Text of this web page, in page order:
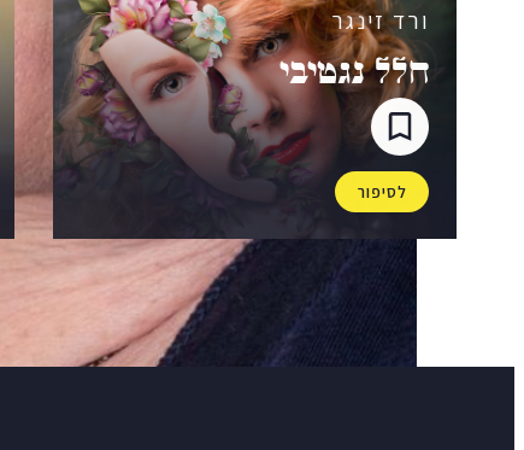
ורד זינגר
חלל נגטיבי
לסיפור